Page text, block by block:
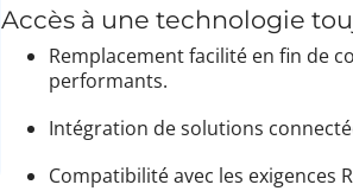
Accès à une technologie
Remplacement facilité en fin de
performants.
Intégration de solutions
Compatibilité avec les exigences